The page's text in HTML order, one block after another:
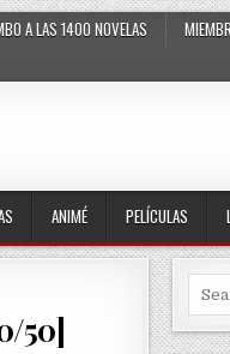
A LAS 1400 NOVELAS
ANIMÉ PELÍCULAS
50]